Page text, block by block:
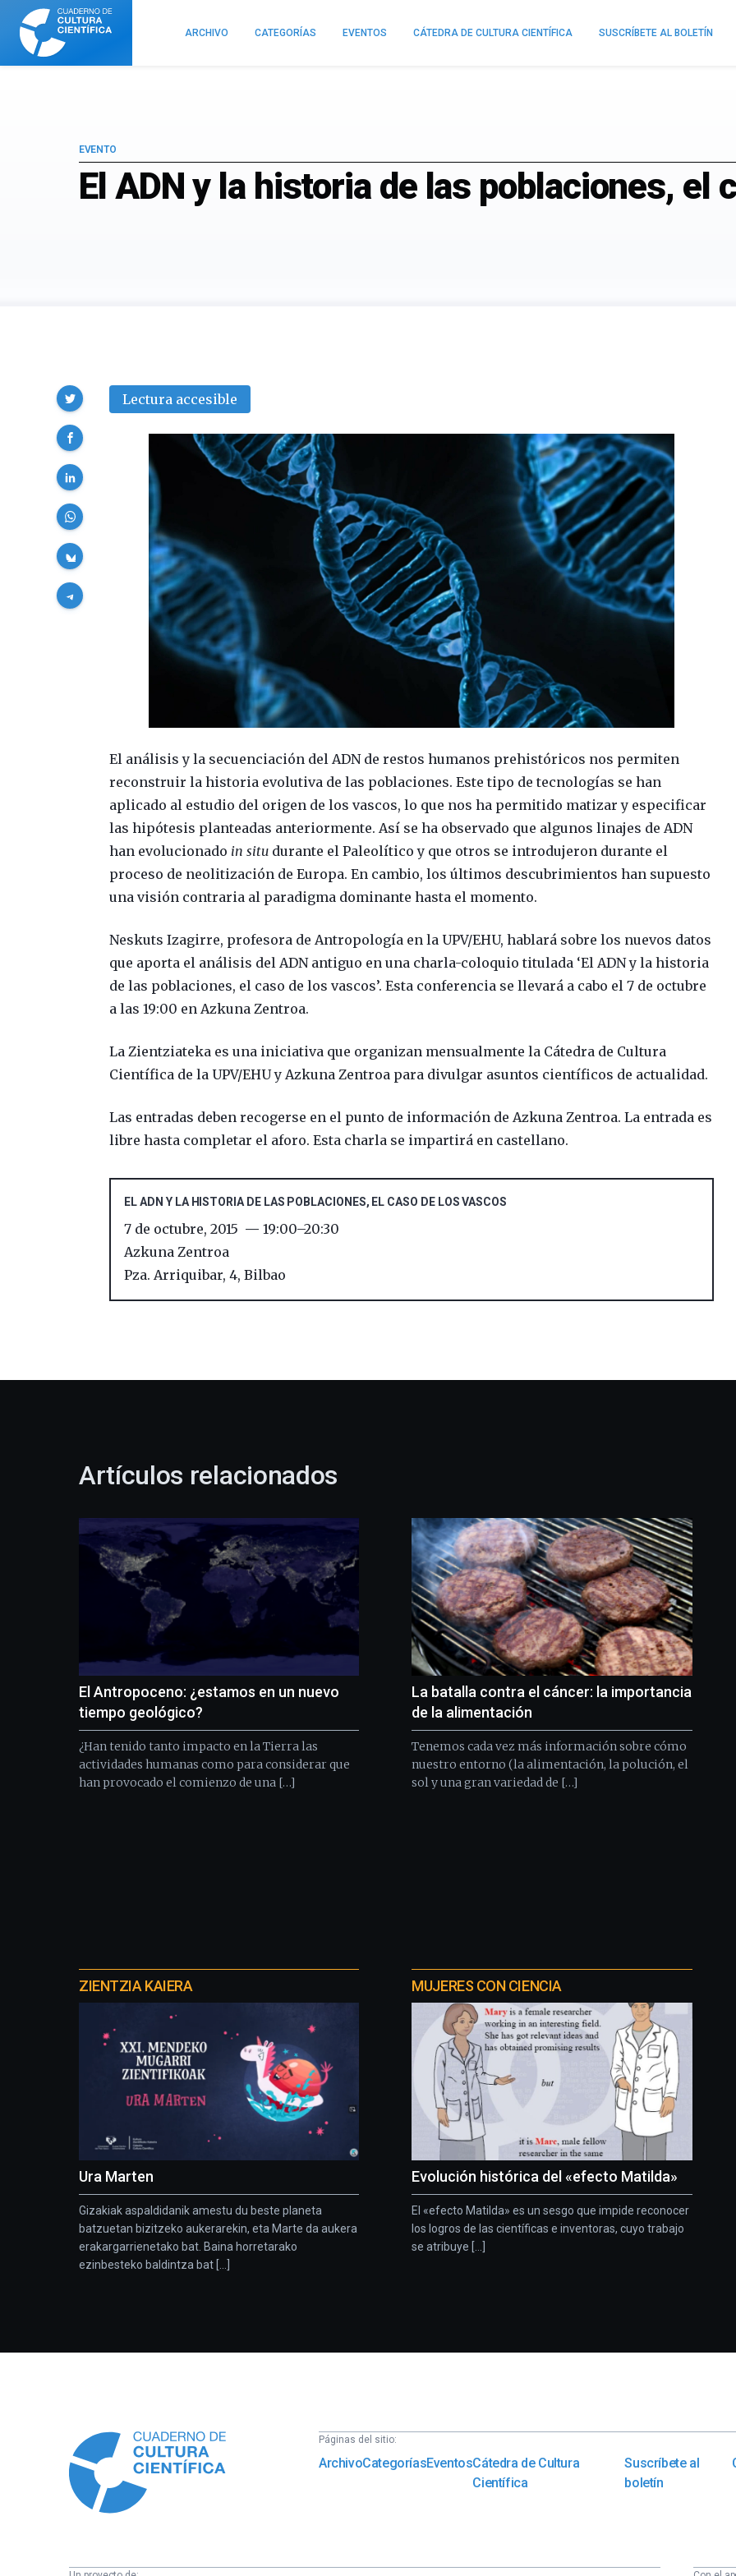
Cuaderno
Cultura
Científica
ARCHIVO CATEGORÍAS EVENTOS CÁTEDRA DE CULTURA CIENTÍFICA SUSCRÍBETE AL BOLETÍN
El ADN y la historia de las poblaciones, el
EVENTO
Lectura accesible
El análisis y la secuenciación del ADN de restos humanos prehistóricos nos permiten
reconstruir la historia evolutiva de las poblaciones. Este tipo de tecnologías se han
aplicado al estudio del origen de los vascos, lo que nos ha permitido matizar y especificar
las hipótesis planteadas anteriormente. Así se ha observado que algunos linajes de ADN
han evolucionado in situ durante el Paleolítico y que otros se introdujeron durante el
proceso de neolitización de Europa. En cambio, los últimos descubrimientos han supuesto
una visión contraria al paradigma dominante hasta el momento.
Neskuts Izagirre, profesora de Antropología en la UPV/EHU, hablará sobre los nuevos datos
que aporta el análisis del ADN antiguo en una charla-coloquio titulada ‘El ADN y la historia
de las poblaciones, el caso de los vascos’. Esta conferencia se llevará a cabo el 7 de octubre
a las 19:00 en Azkuna Zentroa.
La Zientziateka es una iniciativa que organizan mensualmente la Cátedra de Cultura
Científica de la UPV/EHU y Azkuna Zentroa para divulgar asuntos científicos de actualidad.
Las entradas deben recogerse en el punto de información de Azkuna Zentroa. La entrada es
libre hasta completar el aforo. Esta charla se impartirá en castellano.
EL ADN Y LA HISTORIA DE LAS POBLACIONES, EL CASO DE LOS VASCOS
7 de octubre, 2015 19:00–20:30
Azkuna Zentroa
Pza. Arriquibar, 4,Bilbao
Compartir
Artículos relacionados
El Antropoceno: ¿estamos en un nuevo
tiempo geológico?
¿Han tenido tanto impacto en la Tierra las
actividades humanas como para considerar que
han provocado el comienzo de una […]
La batalla contra el cáncer: la importancia
de la alimentación
Tenemos cada vez más información sobre cómo
nuestro entorno (la alimentación, la polución, el
sol y una gran variedad de […]
proyectos
ZIENTZIA KAIERA
Ura Marten
Gizakiak aspaldidanik amestu du beste planeta
batzuetan bizitzeko aukerarekin, eta Marte da aukera
erakargarrienetako bat. Baina horretarako
ezinbesteko baldintza bat [...]
MUJERES CON CIENCIA
Evolución histórica del «efecto Matilda»
El «efecto Matilda» es un sesgo que impide reconocer
los logros de las científicas e inventoras, cuyo trabajo
se atribuye [...]
Páginas del sitio:
ArchivoCategoríasEventosCátedra de Cultura
Científica
Suscríbete al
boletín